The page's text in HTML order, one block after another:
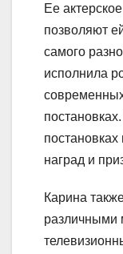
Ее
позволяют
самого
исполнила
наград и
Карина
различными